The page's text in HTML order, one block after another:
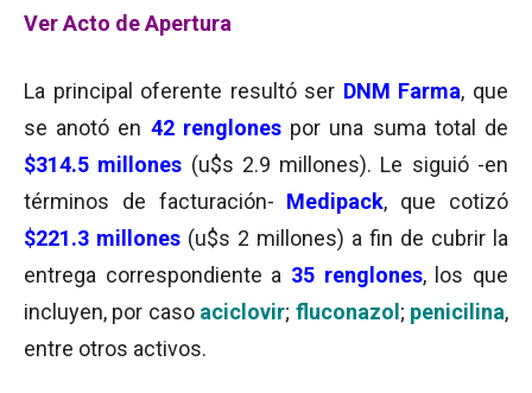
Ver Acto de Apertura
La principal oferente resultó ser DNM Farma, que
se anotó en 42 renglones por una suma total de
$314.5 millones (u$s 2.9 millones). Le siguió -en
términos de facturación- Medipack, que cotizó
$221.3 millones (u$s 2 millones) a fin de cubrir la
entrega correspondiente a 35 renglones, los que
incluyen, por caso aciclovir; fluconazol ; penicilina,
entre otros activos.